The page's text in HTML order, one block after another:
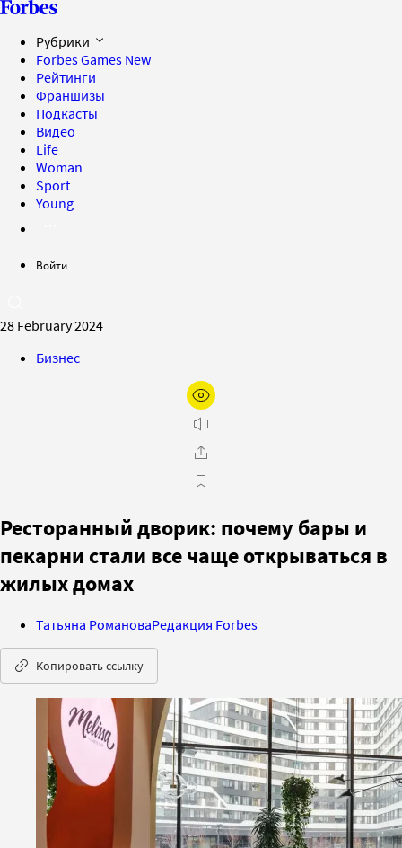
Рубрики
Forbes Games New
Рейтинги
Франшизы
Подкасты
Видео
Life
Woman
Sport
Young
Войти
28 February 2024
Бизнес
Ресторанный дворик: почему бары и
пекарни стали все чаще открываться в
жилых домах
Татьяна РомановаРедакция Forbes
Копировать ссылку